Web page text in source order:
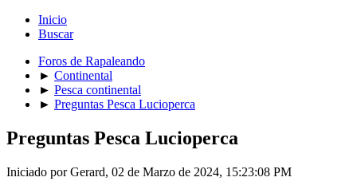
Inicio
Buscar
Foros de Rapaleando
► Continental
► Pesca continental
► Preguntas Pesca Lucioperca
Preguntas Pesca Lucioperca
Iniciado por Gerard, 02 de Marzo de 2024, 15:23:08 PM